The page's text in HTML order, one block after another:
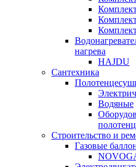
нагрева
HAJDU
Сантехника
Водяные
Строительство и
Газовые